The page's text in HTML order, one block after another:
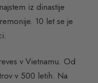
iz dinastije
10 let se je
v Vietnamu. Od
v 500 letih. Na